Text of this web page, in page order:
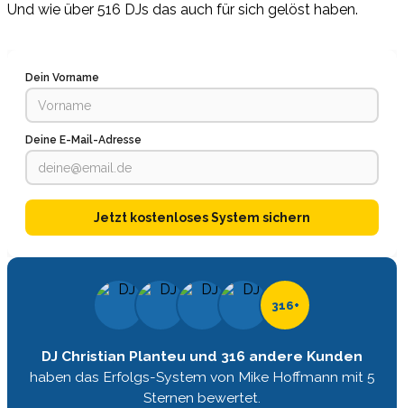
Und wie über 516 DJs das auch für sich gelöst haben.
Dein Vorname
Deine E-Mail-Adresse
316+
DJ Christian Planteu und 316 andere Kunden
haben das Erfolgs-System von Mike Hoffmann mit 5
Sternen bewertet.